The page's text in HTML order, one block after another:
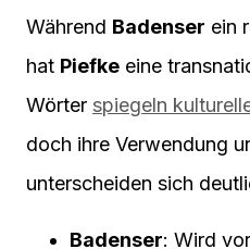
Während Badenser ein
hat Piefke eine
Wörter spiegeln
doch ihre Verwendung
unterscheiden sich
Badenser: Wird